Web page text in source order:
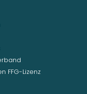
FFG-Lizenz